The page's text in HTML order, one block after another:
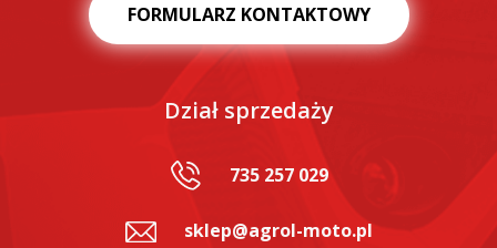
FORMULARZ KONTAKTOWY
Dział sprzedaży
735 257 029
sklep@agrol-moto.pl